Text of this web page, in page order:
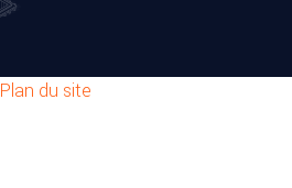
Plan du site